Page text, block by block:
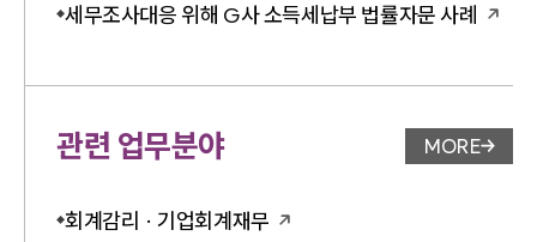
세무조사대응 위해 G사 소득세납부 법률자문 사례
관련 업무분야 업무분야
MORE
회계감리 · 기업회계재무